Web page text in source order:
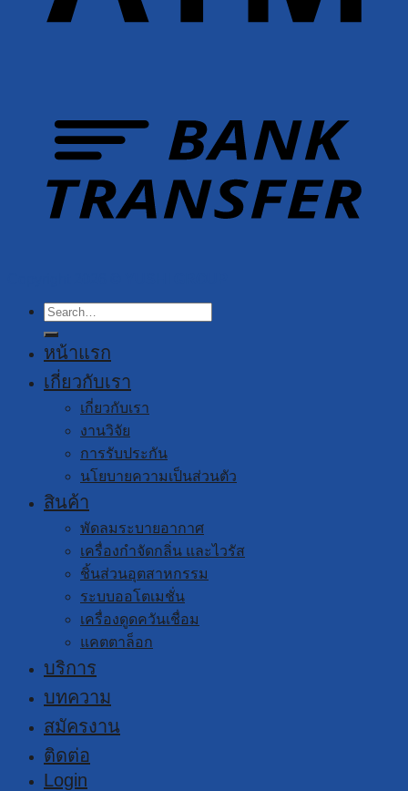
Search
for:
หน้าแรก
เกี่ยวกับเรา
เกี่ยวกับเรา
งานวิจัย
การรับประกัน
นโยบายความเป็นส่วนตัว
สินค้า
พัดลมระบายอากาศ
เครื่องกำจัดกลิ่น และไวรัส
ชิ้นส่วนอุตสาหกรรม
ระบบออโตเมชั่น
เครื่องดูดควันเชื่อม
แคตตาล็อก
บริการ
บทความ
สมัครงาน
ติดต่อ
Login